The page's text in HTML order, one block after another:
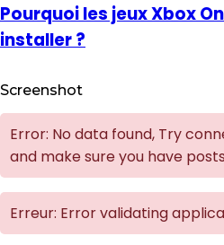
Pourquoi les jeux Xbox
installer ?
Screenshot
Error: No data found, Try
and make sure you have
Erreur: Error validating